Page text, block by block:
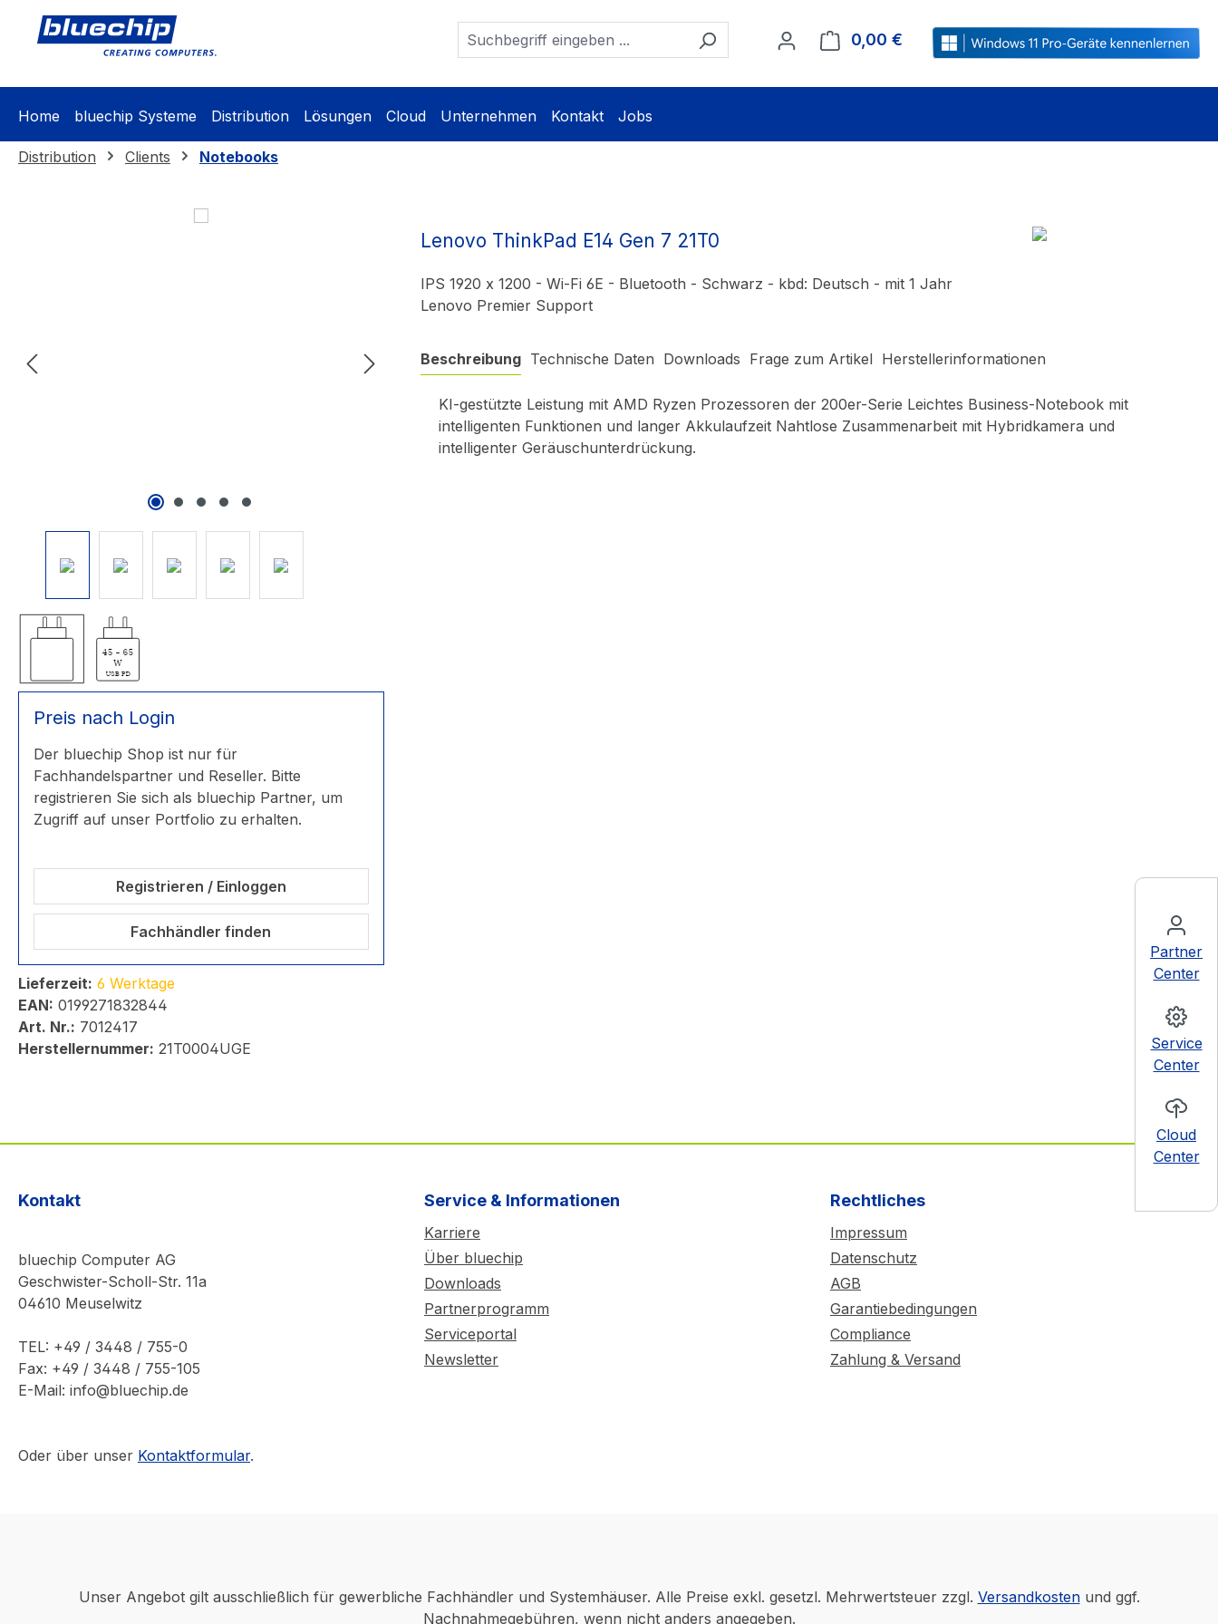
Zur Hauptnavigation springen
Partner
Center
Service
Center
Cloud
Center
0,00 € Warenkorb enthält 0 Positionen. Der
Home bluechip Systeme Distribution Lösungen Cloud Unternehmen Kontakt Jobs
Distribution Clients Notebooks
Bildergalerie überspringen
Preis nach Login
Der bluechip Shop ist nur für
Fachhandelspartner und Reseller. Bitte
registrieren Sie sich als bluechip Partner, um
Zugriff auf unser Portfolio zu erhalten.
Registrieren / Einloggen
Fachhändler finden
Lieferzeit: 6 Werktage
EAN: 0199271832844
Art. Nr.: 7012417
Herstellernummer: 21T0004UGE
Lenovo ThinkPad E14 Gen 7 21T0
IPS 1920 x 1200 - Wi-Fi 6E - Bluetooth - Schwarz - kbd: Deutsch - mit 1 Jahr
Lenovo Premier Support
Beschreibung Technische Daten Downloads Frage zum Artikel Herstellerinformationen
KI-gestützte Leistung mit AMD Ryzen Prozessoren der 200er-Serie Leichtes Business-Notebook mit
intelligenten Funktionen und langer Akkulaufzeit Nahtlose Zusammenarbeit mit Hybridkamera und
intelligenter Geräuschunterdrückung.
Kontakt
bluechip Computer AG
Geschwister-Scholl-Str. 11a
04610 Meuselwitz
TEL: +49 / 3448 / 755-0
Fax: +49 / 3448 / 755-105
E-Mail: info@bluechip.de
Oder über unser Kontaktformular.
Service & Informationen
Karriere
Über bluechip
Downloads
Partnerprogramm
Serviceportal
Newsletter
Rechtliches
Impressum
Datenschutz
AGB
Garantiebedingungen
Compliance
Zahlung & Versand
Unser Angebot gilt ausschließlich für gewerbliche Fachhändler und Systemhäuser. Alle Preise exkl. gesetzl. Mehrwertsteuer zzgl. Versandkostenund ggf.
Nachnahmegebühren, wenn nicht anders angegeben.